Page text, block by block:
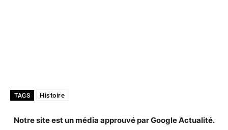
TAGS Histoire
Notre site est un média approuvé par Google Actualité.